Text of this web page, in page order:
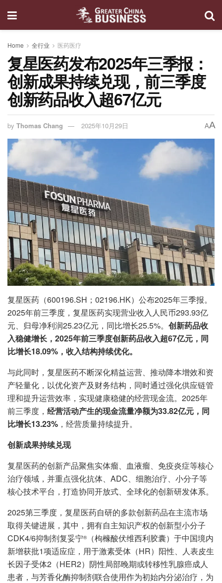
Home 全行业 医药医疗
复星医药发布2025年三季报：
创新成果持续兑现，前三季度
创新药品收入超67亿元
by Thomas Chang 2025年10月29日 AA
复星医药（600196.SH；02196.HK）公布2025年三季报。
2025年前三季度，复星医药实现营业收入人民币293.93亿
元、归母净利润25.23亿元，同比增长25.5%。 创新药品收
入稳健增长，2025年前三季度创新药品收入超67亿元，同
比增长18.09%，收入结构持续优化。
与此同时，复星医药不断深化精益运营、推动降本增效和资
产轻量化，以优化资产及财务结构，同时通过强化供应链管
理和提升运营效率，实现健康稳健的经营现金流。2025年
前三季度， 经营活动产生的现金流量净额为33.82亿元，同
比增长13.23% ，经营质量持续提升。
创新成果持续兑现
复星医药的创新产品聚焦实体瘤、血液瘤、免疫炎症等核心
治疗领域，并重点强化抗体、ADC、细胞治疗、小分子等
核心技术平台，打造协同开放式、全球化的创新研发体系。
2025第三季度，复星医药自研的多款创新药品在主流市场
取得关键进展，其中，拥有自主知识产权的创新型小分子
CDK4/6抑制剂复妥宁®（枸橼酸伏维西利胶囊）于中国境内
新增获批1项适应症，用于激素受体（HR）阳性、人表皮生
长因子受体2（HER2）阴性局部晚期或转移性乳腺癌成人
患者，与芳香化酶抑制剂联合使用作为初始内分泌治疗，为